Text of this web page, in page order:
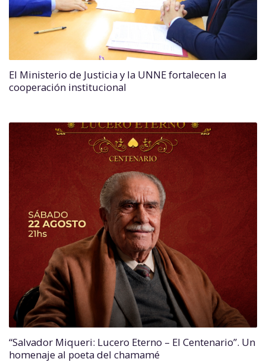
El Ministerio de Justicia y la UNNE fortalecen la
cooperación institucional
“Salvador Miqueri: Lucero Eterno – El Centenario”. Un
homenaje al poeta del chamamé